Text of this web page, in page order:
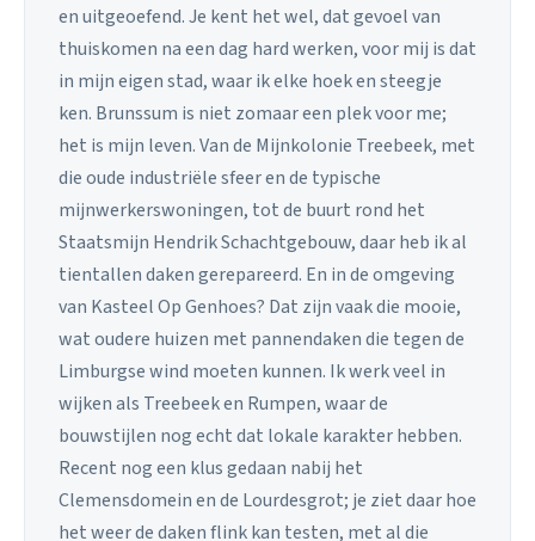
en uitgeoefend. Je kent het wel, dat gevoel van
thuiskomen na een dag hard werken, voor mij is dat
in mijn eigen stad, waar ik elke hoek en steegje
ken. Brunssum is niet zomaar een plek voor me;
het is mijn leven. Van de Mijnkolonie Treebeek, met
die oude industriële sfeer en de typische
mijnwerkerswoningen, tot de buurt rond het
Staatsmijn Hendrik Schachtgebouw, daar heb ik al
tientallen daken gerepareerd. En in de omgeving
van Kasteel Op Genhoes? Dat zijn vaak die mooie,
wat oudere huizen met pannendaken die tegen de
Limburgse wind moeten kunnen. Ik werk veel in
wijken als Treebeek en Rumpen, waar de
bouwstijlen nog echt dat lokale karakter hebben.
Recent nog een klus gedaan nabij het
Clemensdomein en de Lourdesgrot; je ziet daar hoe
het weer de daken flink kan testen, met al die